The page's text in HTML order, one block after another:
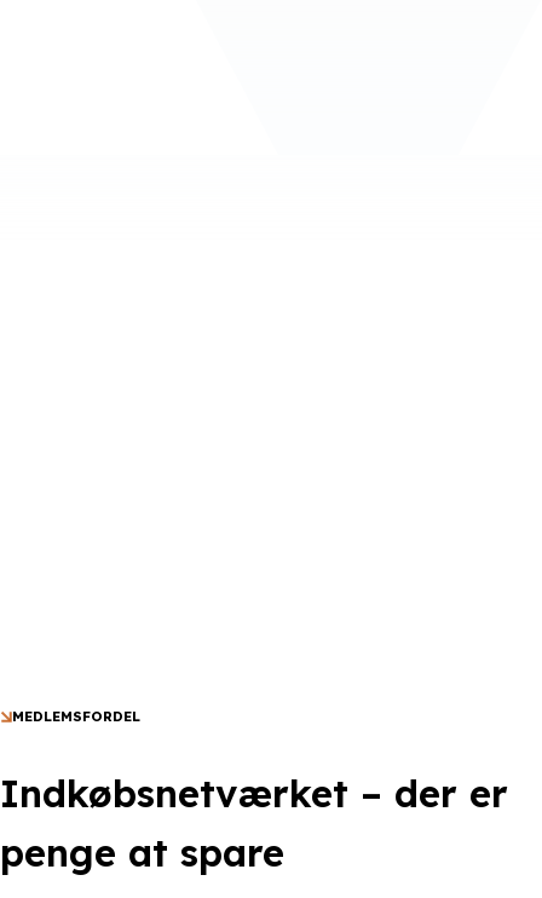
MEDLEMSFORDEL
Indkøbsnetværket – der er
penge at spare